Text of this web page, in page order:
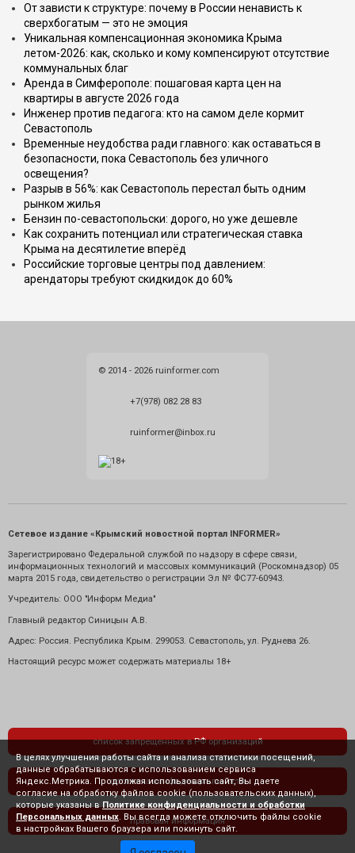
От зависти к структуре: почему в России ненависть к
сверхбогатым — это не эмоция
Уникальная компенсационная экономика Крыма
летом-2026: как, сколько и кому компенсируют отсутствие
коммунальных благ
Аренда в Симферополе: пошаговая карта цен на
квартиры в августе 2026 года
Инженер против педагога: кто на самом деле кормит
Севастополь
Временные неудобства ради главного: как оставаться в
безопасности, пока Севастополь без уличного
освещения?
Разрыв в 56%: как Севастополь перестал быть одним
рынком жилья
Бензин по-севастопольски: дорого, но уже дешевле
Как сохранить потенциал или стратегическая ставка
Крыма на десятилетие вперёд
Российские торговые центры под давлением:
арендаторы требуют скидкидок до 60%
© 2014 - 2026 ruinformer.com
+7(978) 082 28 83
ruinformer@inbox.ru
Сетевое издание «Крымский новостной портал INFORMER»
Зарегистрировано Федеральной службой по надзору в сфере связи,
информационных технологий и массовых коммуникаций (Роскомнадзор) 05
марта 2015 года, свидетельство о регистрации Эл № ФС77-60943.
Учредитель: ООО "Информ Медиа"
Главный редактор Синицын А.В.
Адрес: Россия. Республика Крым. 299053. Севастополь, ул. Руднева 26.
Настоящий ресурс может содержать материалы 18+
список запрещенных в РФ организаций
политика конфиденциальности
правовая информация
В целях улучшения работы сайта и анализа статистики посещений,
данные обрабатываются с использованием сервиса
Яндекс.Метрика. Продолжая использовать сайт, Вы даете
согласие на обработку файлов cookie (пользовательских данных),
которые указаны в Политике конфиденциальности и обработки
Персональных данных . Вы всегда можете отключить файлы cookie
в настройках Вашего браузера или покинуть сайт.